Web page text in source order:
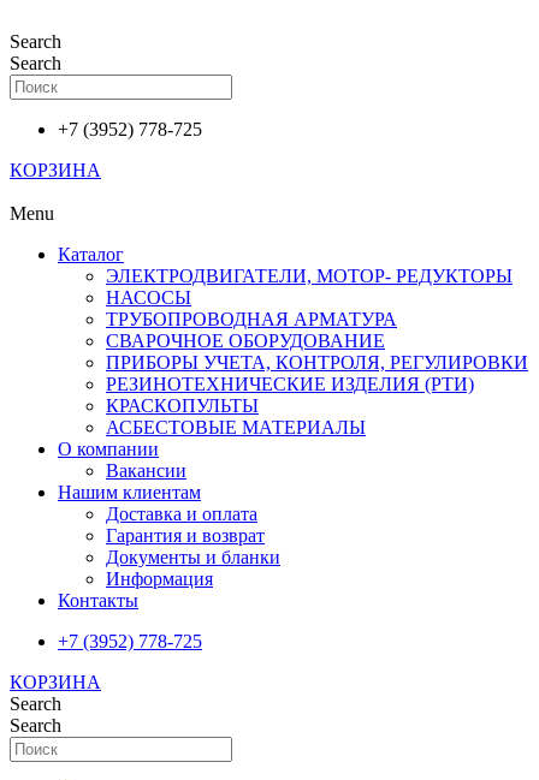
к
содержимому
Search
Search
+7 (3952) 778-725
КОРЗИНА
Menu
Каталог
ЭЛЕКТРОДВИГАТЕЛИ, МОТОР- РЕДУКТОРЫ
НАСОСЫ
ТРУБОПРОВОДНАЯ АРМАТУРА
СВАРОЧНОЕ ОБОРУДОВАНИЕ
ПРИБОРЫ УЧЕТА, КОНТРОЛЯ, РЕГУЛИРОВКИ
РЕЗИНОТЕХНИЧЕСКИЕ ИЗДЕЛИЯ (РТИ)
КРАСКОПУЛЬТЫ
АСБЕСТОВЫЕ МАТЕРИАЛЫ
О компании
Вакансии
Нашим клиентам
Доставка и оплата
Гарантия и возврат
Документы и бланки
Информация
Контакты
+7 (3952) 778-725
КОРЗИНА
Search
Search